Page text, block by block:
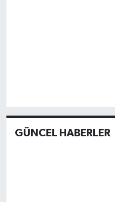
GÜNCEL HABERLER